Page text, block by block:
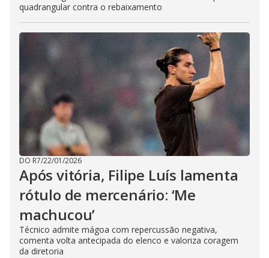
quadrangular contra o rebaixamento
DO R7/22/01/2026
Após vitória, Filipe Luís lamenta
rótulo de mercenário: ‘Me
machucou’
Técnico admite mágoa com repercussão negativa,
comenta volta antecipada do elenco e valoriza coragem
da diretoria